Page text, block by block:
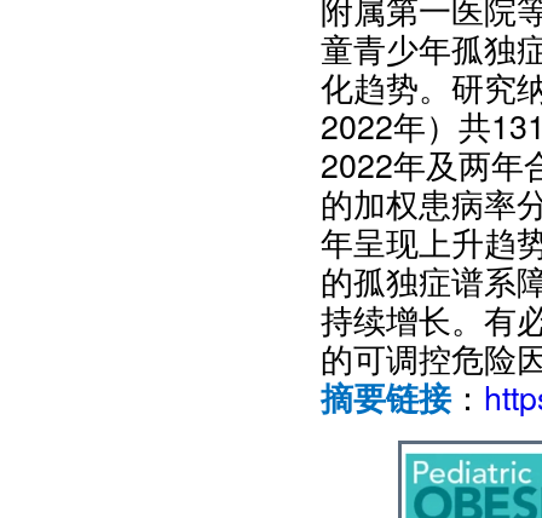
童青少年孤独
化趋势。研究
2022年）共
2022年及两年
的加权患病率
年呈现上升趋
的孤独症谱系
持续增长。有
的可调控危险
摘要链接：